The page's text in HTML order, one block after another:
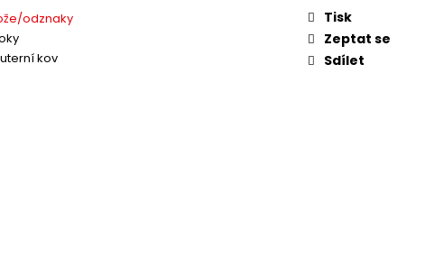
odznaky
kov
Tisk
Zeptat se
Sdílet